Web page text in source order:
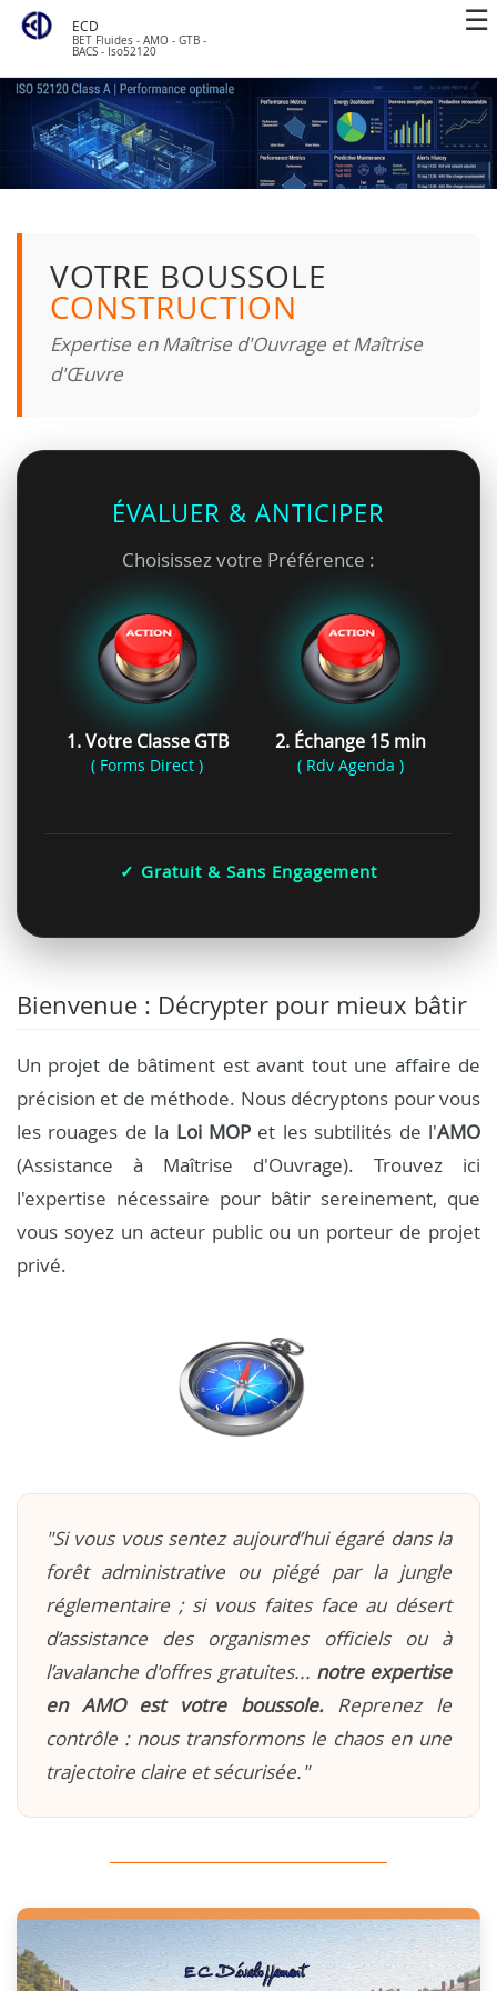
ECD
BET Fluides - AMO - GTB -
BACS - Iso52120
VOTRE BOUSSOLE
CONSTRUCTION
Expertise en Maîtrise d'Ouvrage et Maîtrise
d'Œuvre
ÉVALUER & ANTICIPER
Choisissez votre Préférence :
1. Votre Classe GTB
( Forms Direct )
2. Échange 15 min
( Rdv Agenda )
✓ Gratuit & Sans Engagement
Bienvenue : Décrypter pour mieux bâtir
Un projet de bâtiment est avant tout une affaire de
précision et de méthode. Nous décryptons pour vous
les rouages de la Loi MOP et les subtilités de l'AMO
(Assistance à Maîtrise d'Ouvrage). Trouvez ici
l'expertise nécessaire pour bâtir sereinement, que
vous soyez un acteur public ou un porteur de projet
privé.
"Si vous vous sentez aujourd’hui égaré dans la
forêt administrative ou piégé par la jungle
réglementaire ; si vous faites face au désert
d’assistance des organismes officiels ou à
l’avalanche d'offres gratuites... notre expertise
en AMO est votre boussole.Reprenez le
contrôle : nous transformons le chaos en une
trajectoire claire et sécurisée."